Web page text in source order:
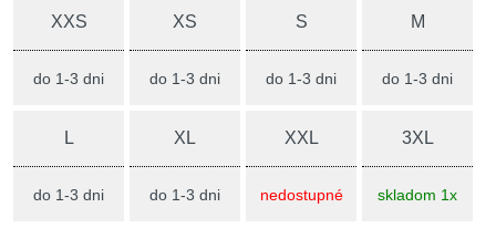
XXS
do 1-3 dni
XS
do 1-3 dni
S
do 1-3 dni
M
do 1-3 dni
L
do 1-3 dni
XL
do 1-3 dni
XXL
nedostupné
3XL
skladom 1x